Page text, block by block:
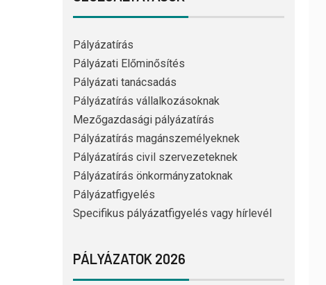
Pályázatírás
Pályázati Előminősítés
Pályázati tanácsadás
Pályázatírás vállalkozásoknak
Mezőgazdasági pályázatírás
Pályázatírás magánszemélyeknek
Pályázatírás civil szervezeteknek
Pályázatírás önkormányzatoknak
Pályázatfigyelés
Specifikus pályázatfigyelés vagy hírlevél
PÁLYÁZATOK 2026